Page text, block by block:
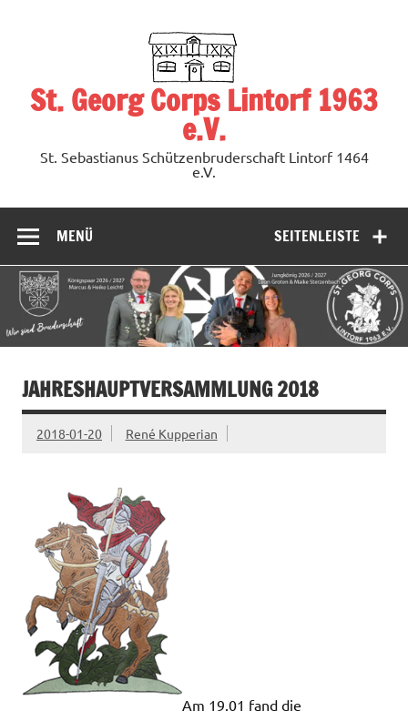
St. Georg Corps Lintorf 1963
e.V.
St. Sebastianus Schützenbruderschaft Lintorf 1464
e.V.
SEITENLEISTE
MENÜ
JAHRESHAUPTVERSAMMLUNG 2018
2018-01-20 René Kupperian
Am 19.01 fand die